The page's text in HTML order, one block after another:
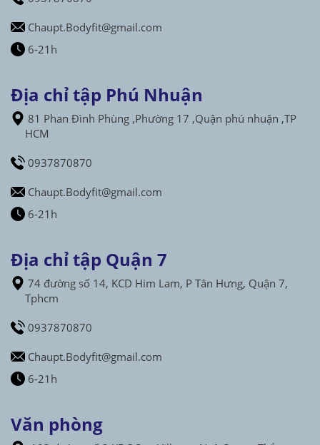
Chaupt.Bodyfit@gmail.com
6-21h
Địa chỉ tập Phú Nhuận
81 Phan Đình Phùng ,Phường 17 ,Quận phú nhuận ,TP
HCM
0937870870
Chaupt.Bodyfit@gmail.com
6-21h
Địa chỉ tập Quận 7
74 đường số 14, KCD Him Lam, P Tân Hưng, Quận 7,
Tphcm
0937870870
Chaupt.Bodyfit@gmail.com
6-21h
Văn phòng